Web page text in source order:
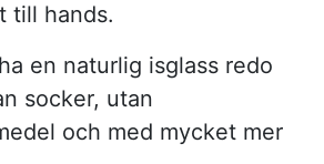
till hands.
en naturlig isglass redo
socker, utan
och med mycket mer